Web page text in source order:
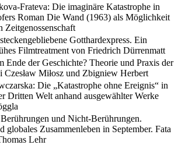
Frateva: Die imaginäre Katastrophe in
Roman Die Wand (1963) als Möglichkeit
Zeitgenossenschaft
Gotthardexpress. Ein
Filmtreatment von Friedrich Dürrenmatt
Ende der Geschichte? Theorie und Praxis der
Czesław Miłosz und Zbigniew Herbert
Die „Katastrophe ohne Ereignis“ in
Dritten Welt anhand ausgewählter Werke
und Nicht-Berührungen.
globales Zusammenleben in September. Fata
Lehr